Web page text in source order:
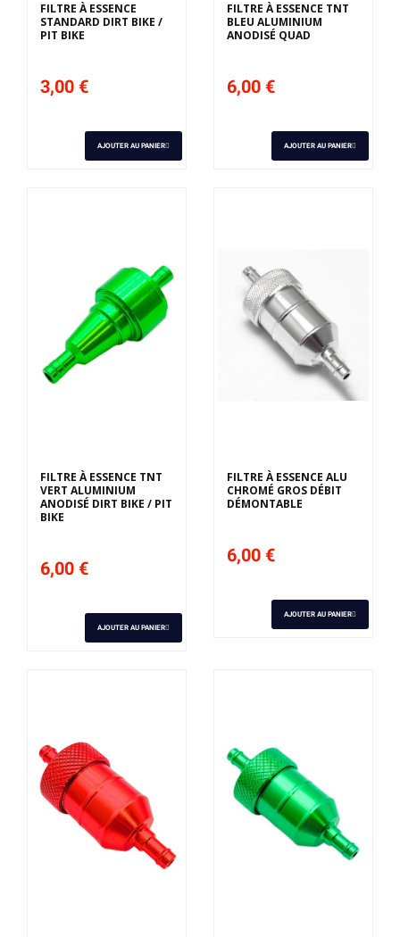
FILTRE À ESSENCE
STANDARD DIRT BIKE /
PIT BIKE
3,00 €
AJOUTER AU PANIER
FILTRE À ESSENCE TNT
BLEU ALUMINIUM
ANODISÉ QUAD
6,00 €
AJOUTER AU PANIER
FILTRE À ESSENCE TNT
VERT ALUMINIUM
ANODISÉ DIRT BIKE / PIT
BIKE
6,00 €
AJOUTER AU PANIER
FILTRE À ESSENCE ALU
CHROMÉ GROS DÉBIT
DÉMONTABLE
6,00 €
AJOUTER AU PANIER